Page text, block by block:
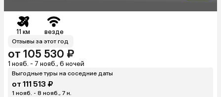
11 км везде
Отзывы за этот год
от 105 530 ₽
1 нояб. - 7 нояб., 6 ночей
Выгодные туры на соседние даты
от 111 513 ₽
1 нояб. - 8 нояб., 7 н.